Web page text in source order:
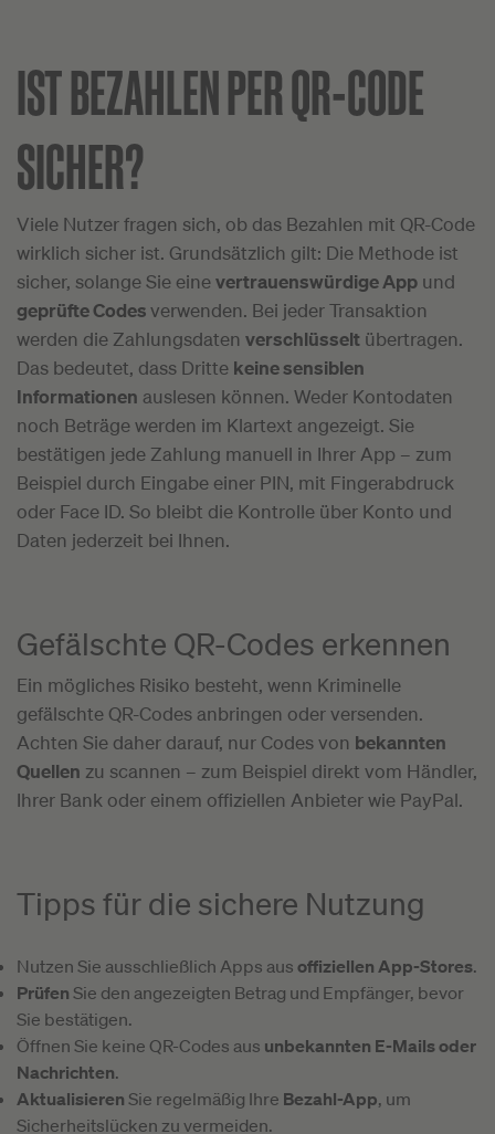
IST BEZAHLEN PER QR-CODE
SICHER?
Viele Nutzer fragen sich, ob das Bezahlen mit QR-Code
wirklich sicher ist. Grundsätzlich gilt: Die Methode ist
sicher, solange Sie einevertrauenswürdige App und
geprüfte Codesverwenden. Bei jeder Transaktion
werden die Zahlungsdaten verschlüsselt übertragen.
Das bedeutet, dass Dritte keine sensiblen
Informationen auslesen können. Weder Kontodaten
noch Beträge werden im Klartext angezeigt. Sie
bestätigen jede Zahlung manuell in Ihrer App – zum
Beispiel durch Eingabe einer PIN, mit Fingerabdruck
oder Face ID. So bleibt die Kontrolle über Konto und
Daten jederzeit bei Ihnen.
Gefälschte QR-Codes erkennen
Ein mögliches Risiko besteht, wenn Kriminelle
gefälschte QR-Codes anbringen oder versenden.
Achten Sie daher darauf, nur Codes von bekannten
Quellen zu scannen – zum Beispiel direkt vom Händler,
Ihrer Bank oder einem offiziellen Anbieter wie PayPal.
Tipps für die sichere Nutzung
Nutzen Sie ausschließlich Apps aus offiziellen App-Stores.
Prüfen Sie den angezeigten Betrag und Empfänger, bevor
Sie bestätigen.
Öffnen Sie keine QR-Codes aus unbekannten E-Mails oder
Nachrichten.
Aktualisieren Sie regelmäßig Ihre Bezahl-App, um
Sicherheitslücken zu vermeiden.